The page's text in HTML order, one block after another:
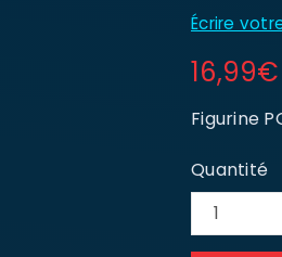
Écrire
16,99€
Figurine
Quantité